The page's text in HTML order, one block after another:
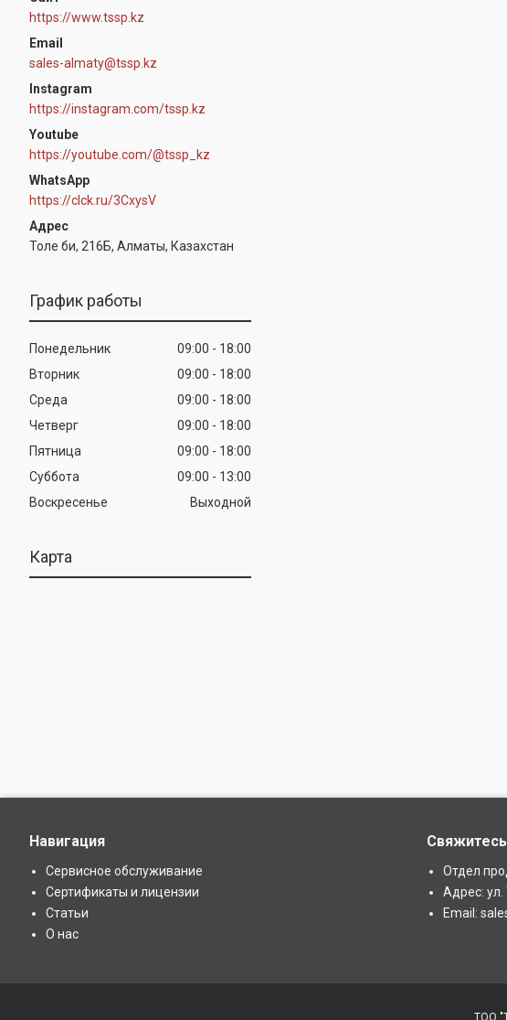
https://www.tssp.kz
sales-almaty@tssp.kz
Instagram
https://instagram.com/tssp.kz
Youtube
https://youtube.com/@tssp_kz
WhatsApp
https://clck.ru/3CxysV
Толе би, 216Б, Алматы, Казахстан
График работы
Понедельник 09:00
18:00
Вторник
09:00
18:00
Среда
09:00
18:00
Четверг
09:00
18:00
Пятница
09:00
18:00
Суббота
09:00
13:00
Воскресенье
Выходной
Карта
Навигация
Сервисное обслуживание
Сертификаты и лицензии
Статьи
О нас
Отдел
Адрес:
Email: